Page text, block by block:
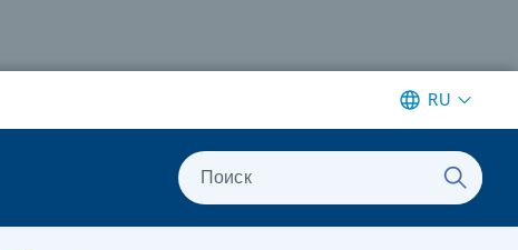
RU
Поиск